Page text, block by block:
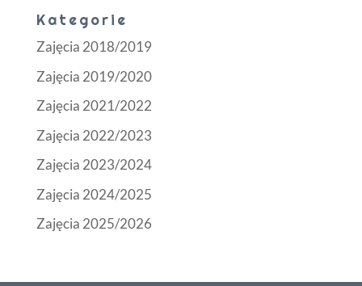
Kategorie
Zajęcia 2018/2019
Zajęcia 2019/2020
Zajęcia 2021/2022
Zajęcia 2022/2023
Zajęcia 2023/2024
Zajęcia 2024/2025
Zajęcia 2025/2026